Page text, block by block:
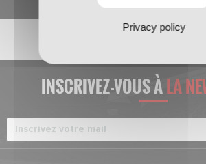
INSCRIVEZ-VOUS ÀLA
Privacy policy